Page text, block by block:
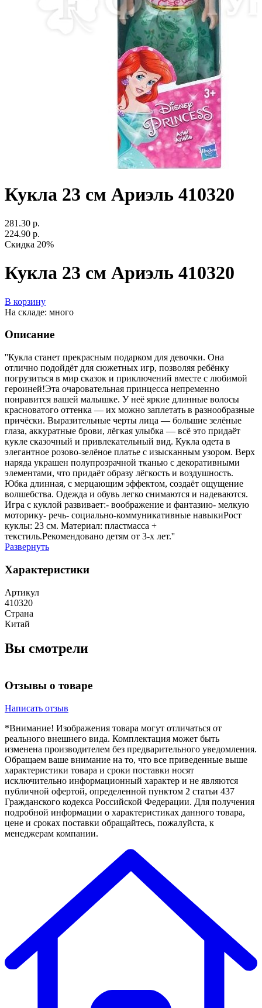
Кукла 23 см Ариэль 410320
281.30 р.
224.90 р.
Скидка 20%
Кукла 23 см Ариэль 410320
В корзину
На складе: много
Описание
''Кукла станет прекрасным подарком для девочки. Она
отлично подойдёт для сюжетных игр, позволяя ребёнку
погрузиться в мир сказок и приключений вместе с любимой
героиней!Эта очаровательная принцесса непременно
понравится вашей малышке. У неё яркие длинные волосы
красноватого оттенка — их можно заплетать в разнообразные
причёски. Выразительные черты лица — большие зелёные
глаза, аккуратные брови, лёгкая улыбка — всё это придаёт
кукле сказочный и привлекательный вид. Кукла одета в
элегантное розово-зелёное платье с изысканным узором. Верх
наряда украшен полупрозрачной тканью с декоративными
элементами, что придаёт образу лёгкость и воздушность.
Юбка длинная, с мерцающим эффектом, создаёт ощущение
волшебства. Одежда и обувь легко снимаются и надеваются.
Игра с куклой развивает:- воображение и фантазию- мелкую
моторику- речь- социально-коммуникативные навыкиРост
куклы: 23 см. Материал: пластмасса +
текстиль.Рекомендовано детям от 3-х лет.''
Развернуть
Характеристики
Артикул
410320
Страна
Китай
Вы смотрели
Отзывы о товаре
Написать отзыв
*Внимание! Изображения товара могут отличаться от
реального внешнего вида. Комплектация может быть
изменена производителем без предварительного уведомления.
Обращаем ваше внимание на то, что все приведенные выше
характеристики товара и сроки поставки носят
исключительно информационный характер и не являются
публичной офертой, определенной пунктом 2 статьи 437
Гражданского кодекса Российской Федерации. Для получения
подробной информации о характеристиках данного товара,
цене и сроках поставки обращайтесь, пожалуйста, к
менеджерам компании.